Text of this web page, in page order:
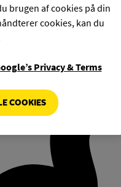
brugen af cookies på din
cookies, kan du
Privacy & Terms
COOKIES